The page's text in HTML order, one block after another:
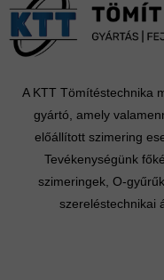
A KTT Tömítéstechnika
gyártó, amely
előállított szimering
Tevékenységünk
szimeringek, O-
szereléstechnikai